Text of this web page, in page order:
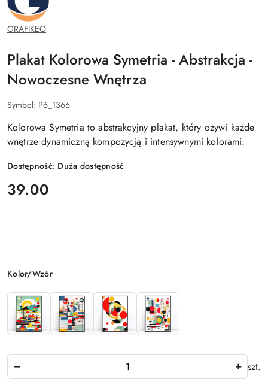
GRAFIKEO
Plakat Kolorowa Symetria - Abstrakcja -
Nowoczesne Wnętrza
Symbol: P6_1366
Kolorowa Symetria to abstrakcyjny plakat, który ożywi każde
wnętrze dynamiczną kompozycją i intensywnymi kolorami.
Dostępność: Duża dostępność
cena:
39.00
Wariant
Kolor/Wzór
szt.